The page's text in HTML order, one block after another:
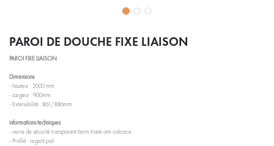
PAROI DE DOUCHE FIXE LIAISON
PAROI FIXE LIAISON
Dimensions
- hauteur : 2000 mm
- Largeur : 900mm
- Extensibilité : 861/886mm
informations techniques
- verre de sécurité transparent 6mm traité anti-calcaire
- Profilé : argent poli